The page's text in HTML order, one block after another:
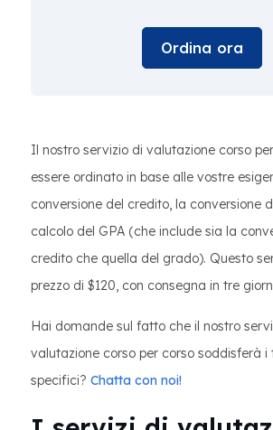
Ordina ora
Il nostro servizio di valutazione corso
essere ordinato in base alle vostre
conversione del credito, la conversione
calcolo del GPA (che include sia la
credito che quella del grado). Questo
prezzo di $120, con consegna in tre
Hai domande sul fatto che il nostro
valutazione corso per corso soddisferà i
specifici? Chatta con noi!